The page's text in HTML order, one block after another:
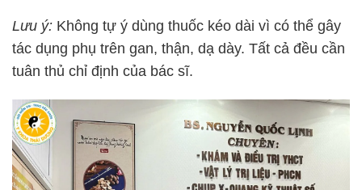
Lưu ý: Không tự ý dùng thuốc kéo dài vì có thể gây
tác dụng phụ trên gan, thận, dạ dày. Tất cả đều cần
tuân thủ chỉ định của bác sĩ.